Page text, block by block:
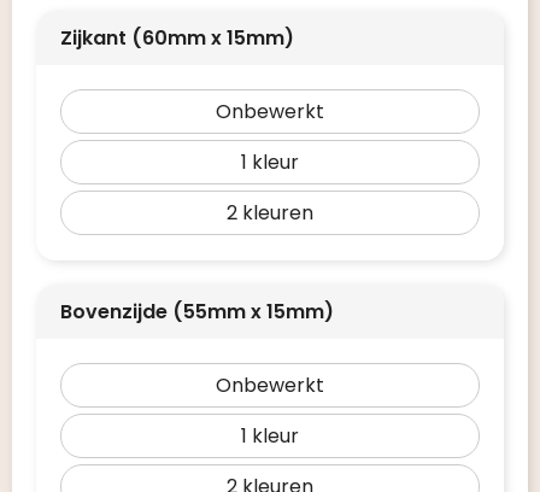
Zijkant (60mm x 15mm)
Onbewerkt
1
2
Bovenzijde (55mm x 15mm)
Onbewerkt
1